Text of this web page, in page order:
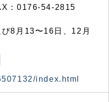
：0176-54-2815
8月13〜16日、12月
index.html